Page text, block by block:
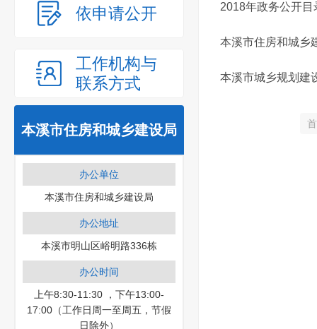
依申请公开
工作机构与
联系方式
本溪市住房和城乡建设局
办公单位
本溪市住房和城乡建设局
办公地址
本溪市明山区峪明路336栋
办公时间
上午8:30-11:30 ，下午13:00-
17:00（工作日周一至周五，节假
日除外）
2018年政务公开目
本溪市住房和城乡
本溪市城乡规划建